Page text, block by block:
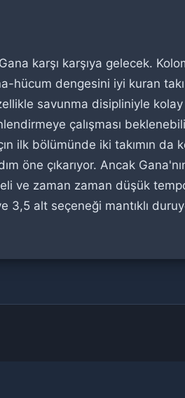
karşı karşıya gelecek.
dengesini iyi kuran
savunma disipliniyle kolay
çalışması
ilk bölümünde iki takımın da
çıkarıyor. Ancak
ve zaman zaman düşük
3,5 alt seçeneği mantıklı